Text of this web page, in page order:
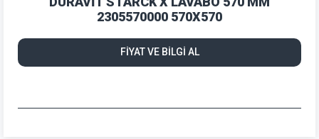
2305570000 570X570
FİYAT VE BİLGİ AL